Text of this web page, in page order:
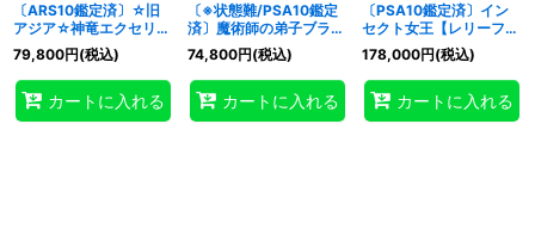
〔ARS10鑑定済〕☆旧
アジア☆神竜エクセリオ
ン【レリーフ】{SOI-
AE033}《コレクター向
け》
79,800円(税込)
カートに入れる
〔※状態難/PSA10鑑定
済〕魔術師の弟子ブラッ
クマジシャンガール【ク
ォーターセンチュリーシ
ークレット】{ALIN-
JP004}《モンスター》
74,800円(税込)
カートに入れる
〔PSA10鑑定済〕イン
セクト女王【レリーフ】
{DL4-136}《モンスタ
ー》
178,000円(税込)
カートに入れる